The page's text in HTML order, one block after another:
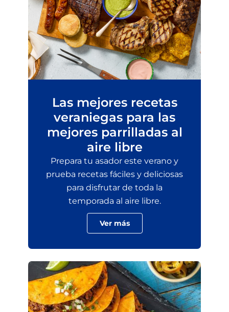
Las mejores recetas
veraniegas para las
mejores parrilladas al
aire libre
Prepara tu asador este verano y
prueba recetas fáciles y deliciosas
para disfrutar de toda la
temporada al aire libre.
Ver más